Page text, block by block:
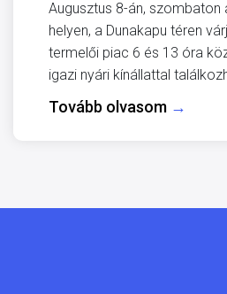
Augusztus 8-án,
helyen, a Dunakapu téren
termelői piac 6 és 13 óra
igazi nyári kínállattal
Tovább olvasom →